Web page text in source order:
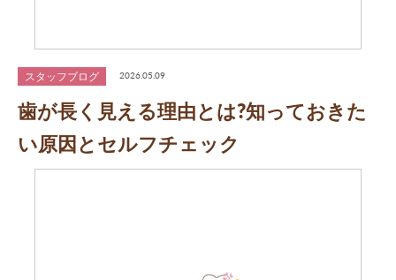
スタッフブログ 2026.05.09
歯が長く見える理由とは?知っておきた
い原因とセルフチェック